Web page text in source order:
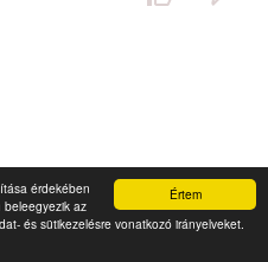
Értem
érdekében
az
és sütikezelésre vonatkozó irányelveket.